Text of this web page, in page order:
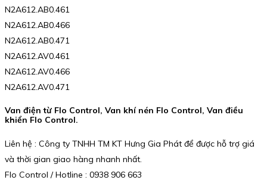
N2A612.AB0.461
N2A612.AB0.466
N2A612.AB0.471
N2A612.AV0.461
N2A612.AV0.466
N2A612.AV0.471
Van điện từ Flo Control, Van khí nén Flo Control, Van điều
khiển Flo Control.
Liên hệ : Công ty TNHH TM KT Hưng Gia Phát để được hỗ trợ giá
và thời gian giao hàng nhanh nhất.
Flo Control / Hotline : 0938 906 663